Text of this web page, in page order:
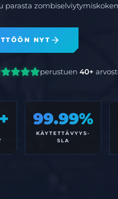
parasta
NYT
perustuen 40+
99.99%
KÄYTETTÄVYYS-
SLA